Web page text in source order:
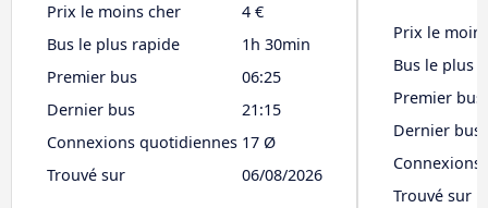
Prix le moins cher
4 €
Bus le plus rapide
1h 30min
Premier bus
06:25
Dernier bus
21:15
Connexions quotidiennes 17 Ø
Trouvé sur
06/08/2026
Prix le
Bus le plus
Premier bus
Dernier bus
Trouvé sur